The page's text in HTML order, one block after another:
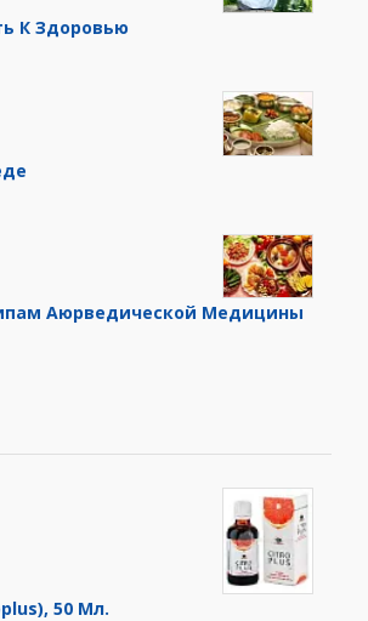
К Здоровью
Аюрведической Медицины
50 Мл.